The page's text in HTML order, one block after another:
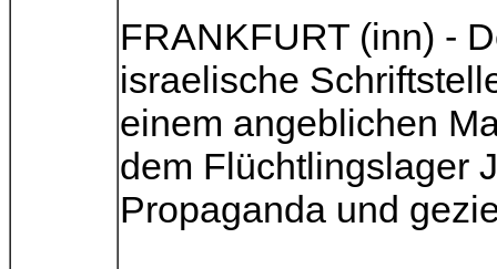
FRANKFURT (inn) -
israelische
einem angeblichen
dem Flüchtlingslager
Propaganda und